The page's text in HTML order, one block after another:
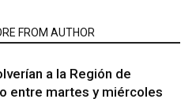
FROM AUTHOR
a la Región de
entre martes y miércoles